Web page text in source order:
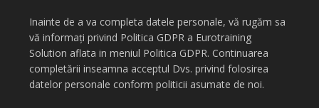
Inainte de a va completa datele personale, vă rugăm sa
vă informați privind Politica GDPR a Eurotraining
Solution aflata in meniul Politica GDPR. Continuarea
completării inseamna acceptul Dvs. privind folosirea
datelor personale conform politicii asumate de noi.